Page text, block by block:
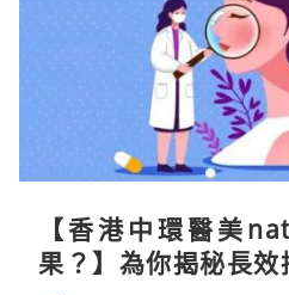
【香港中環醫美
果？】為你揭秘長效